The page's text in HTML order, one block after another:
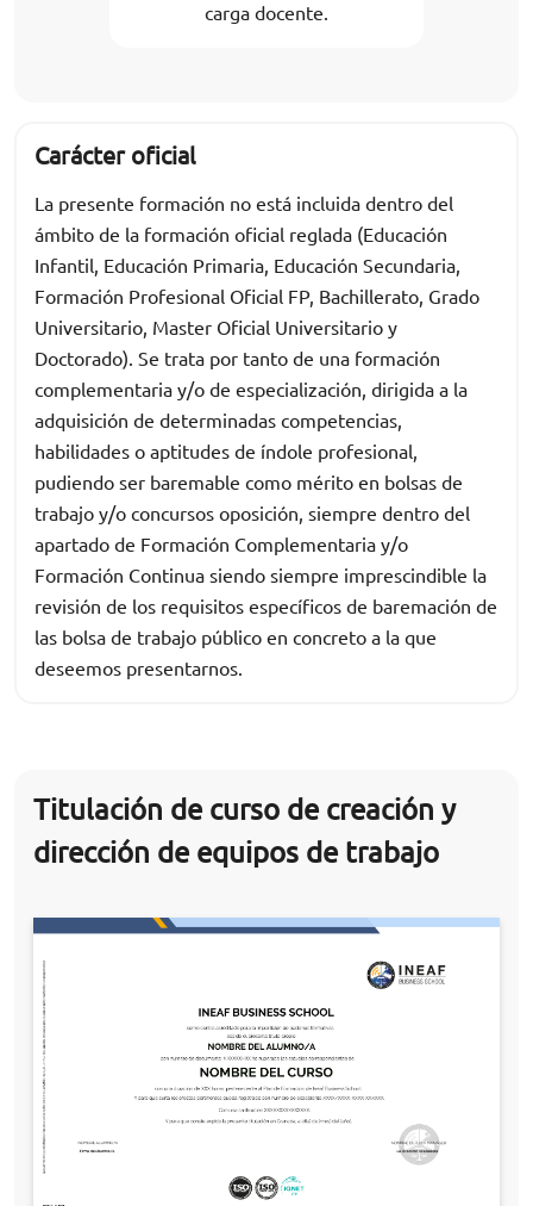
carga docente.
Carácter oficial
La presente formación no está incluida dentro del
ámbito de la formación oficial reglada (Educación
Infantil, Educación Primaria, Educación Secundaria,
Formación Profesional Oficial FP, Bachillerato, Grado
Universitario, Master Oficial Universitario y
Doctorado). Se trata por tanto de una formación
complementaria y/o de especialización, dirigida a la
adquisición de determinadas competencias,
habilidades o aptitudes de índole profesional,
pudiendo ser baremable como mérito en bolsas de
trabajo y/o concursos oposición, siempre dentro del
apartado de Formación Complementaria y/o
Formación Continua siendo siempre imprescindible la
revisión de los requisitos específicos de baremación de
las bolsa de trabajo público en concreto a la que
deseemos presentarnos.
Titulación de curso de creación y
dirección de equipos de trabajo